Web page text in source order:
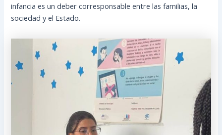
infancia es un deber corresponsable entre las familias, la
sociedad y el Estado.